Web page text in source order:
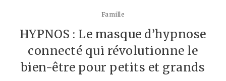
Famille
HYPNOS : Le masque d’hypnose
connecté qui révolutionne le
bien-être pour petits et grands